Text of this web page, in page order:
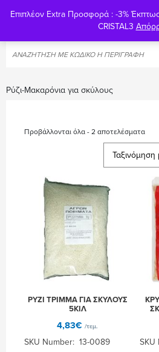
Ρύζι-Μακαρόνια για σκύλους
Προβάλλονται όλα - 2 αποτελέσματα
by
ΡΥΖΙ ΤΡΙΜΜΑ ΓΙΑ ΣΚΥΛΟΥΣ
5ΚΙΛ
4,83€ /τεμ.
SKU Number: 13-0089 SKU
Επιπλέον Extra Προσφορά : -3%
CRISTAL3